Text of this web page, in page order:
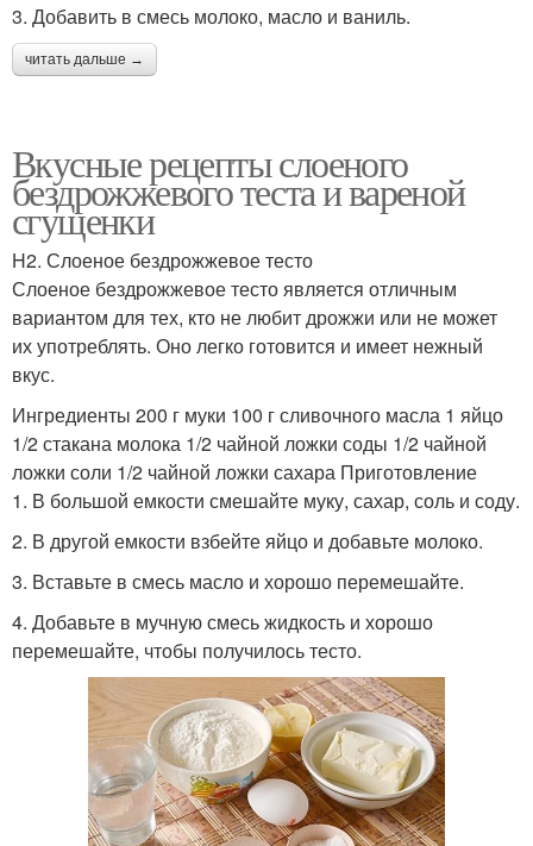
3. Добавить в смесь молоко, масло и ваниль.
читать дальше →
Вкусные рецепты слоеного
бездрожжевого теста и вареной
сгущенки
H2. Слоеное бездрожжевое тесто
Слоеное бездрожжевое тесто является отличным
вариантом для тех, кто не любит дрожжи или не может
их употреблять. Оно легко готовится и имеет нежный
вкус.
Ингредиенты 200 г муки 100 г сливочного масла 1 яйцо
1/2 стакана молока 1/2 чайной ложки соды 1/2 чайной
ложки соли 1/2 чайной ложки сахара Приготовление
1. В большой емкости смешайте муку, сахар, соль и соду.
2. В другой емкости взбейте яйцо и добавьте молоко.
3. Вставьте в смесь масло и хорошо перемешайте.
4. Добавьте в мучную смесь жидкость и хорошо
перемешайте, чтобы получилось тесто.